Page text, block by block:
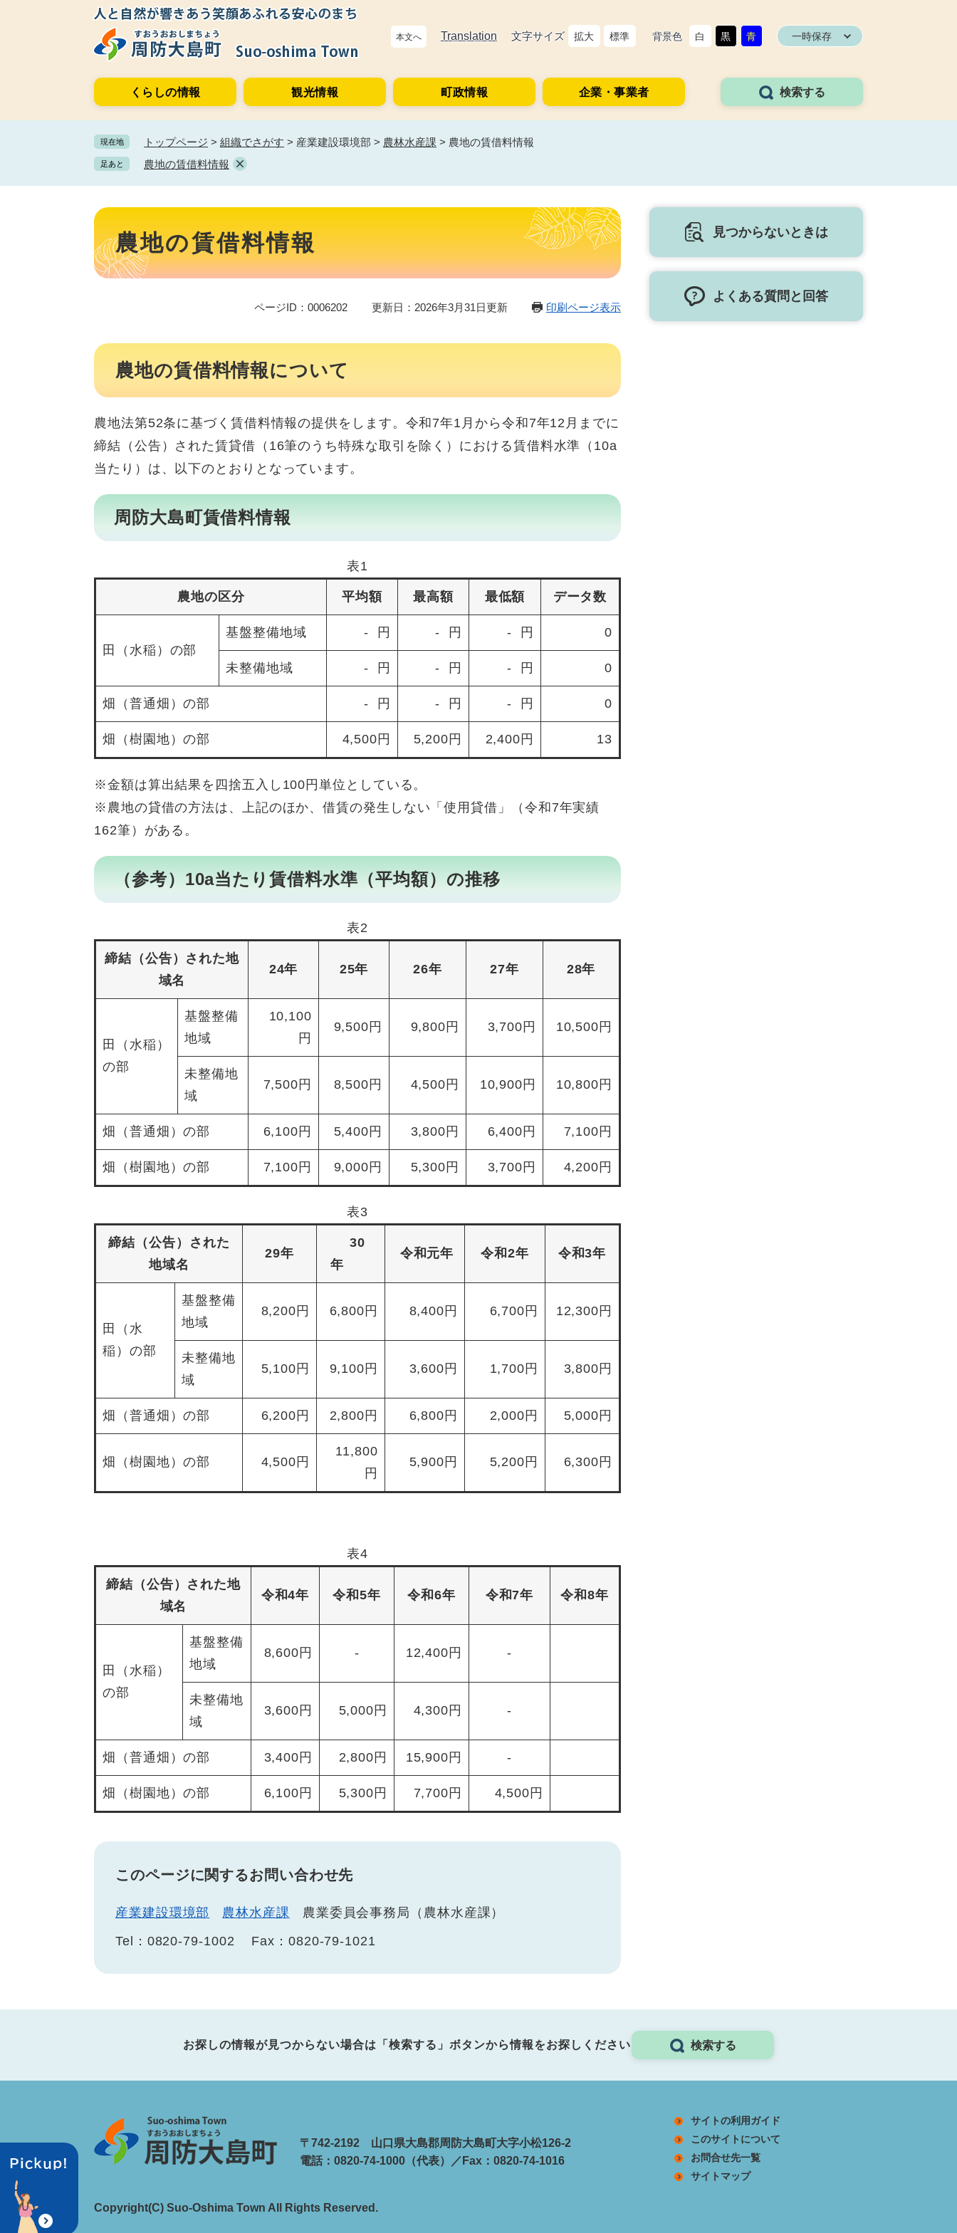
本文へ Translation 文字サイズ 拡大 標準 背景色 白 黒 青 一時保存
くらしの情報 観光情報 町政情報 企業・事業者 検索する
現在地 トップページ > 組織でさがす > 産業建設環境部 > 農林水産課 > 農地の賃借料情報
足あと 農地の賃借料情報
本
農地の賃借料情報
ページID：0006202 更新日：2026年3月31日更新 印刷ページ表示
農地の賃借料情報について
農地法第52条に基づく賃借料情報の提供をします。令和7年1月から令和7年12月までに
締結（公告）された賃貸借（16筆のうち特殊な取引を除く）における賃借料水準（10a
当たり）は、以下のとおりとなっています。
周防大島町賃借料情報
表1
農地の区分 平均額 最高額 最低額 データ数
田（水稲）の部
基盤整備地域 - 円 - 円 - 円 0
未整備地域 - 円 - 円 - 円 0
畑（普通畑）の部 - 円 - 円 - 円 0
畑（樹園地）の部 4,500円 5,200円 2,400円 13
※金額は算出結果を四捨五入し100円単位としている。
※農地の貸借の方法は、上記のほか、借賃の発生しない「使用貸借」（令和7年実績
162筆）がある。
（参考）10a当たり賃借料水準（平均額）の推移
表2
締結（公告）された地
域名
24年 25年 26年 27年 28年
田（水稲）
の部
基盤整備
地域
10,100
円
9,500円 9,800円 3,700円 10,500円
未整備地
域
7,500円 8,500円 4,500円 10,900円 10,800円
畑（普通畑）の部 6,100円 5,400円 3,800円 6,400円 7,100円
畑（樹園地）の部 7,100円 9,000円 5,300円 3,700円 4,200円
表3
締結（公告）された
地域名
29年
30
年
令和元年 令和2年 令和3年
田（水
稲）の部
基盤整備
地域
8,200円 6,800円 8,400円 6,700円 12,300円
未整備地
域
5,100円 9,100円 3,600円 1,700円 3,800円
畑（普通畑）の部 6,200円 2,800円 6,800円 2,000円 5,000円
畑（樹園地）の部 4,500円
11,800
円
5,900円 5,200円 6,300円
表4
締結（公告）された地
域名
令和4年 令和5年 令和6年 令和7年 令和8年
田（水稲）
の部
基盤整備
地域
8,600円 - 12,400円 -
未整備地
域
3,600円 5,000円 4,300円 -
畑（普通畑）の部 3,400円 2,800円 15,900円 -
畑（樹園地）の部 6,100円 5,300円 7,700円 4,500円
このページに関するお問い合わせ先
産業建設環境部 農林水産課
農業委員会事務局（農林水産課）
Tel：0820-79-1002
Fax：0820-79-1021
見つからないときは
よくある質問と回答
お探しの情報が見つからない場合は「検索する」ボタンから情報をお探しください 検索する
〒742-2192 山口県大島郡周防大島町大字小松126-2
電話：0820-74-1000（代表）／Fax：0820-74-1016
サイトの利用ガイド
このサイトについて
お問合せ先一覧
サイトマップ
Copyright(C) Suo-Oshima Town All Rights Reserved.